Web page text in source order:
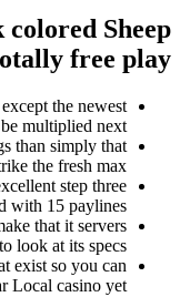
Sheep
free play?
the newest
multiplied next.
than simply that
the fresh max.
step three
with 15 paylines.
that it servers
look at its specs.
exist so you can
Local casino yet ,.